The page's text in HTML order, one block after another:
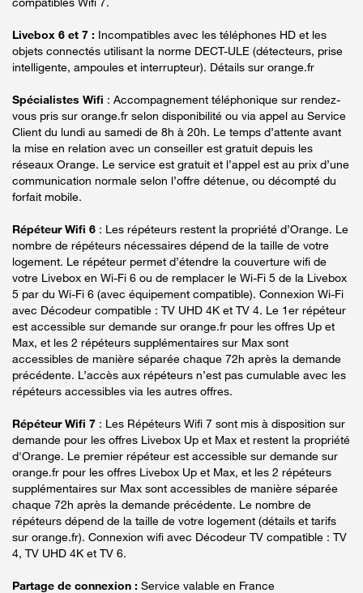
Livebox 6 et 7 : Incompatibles avec les téléphones HD et les
objets connectés utilisant la norme DECT-ULE (détecteurs, prise
intelligente, ampoules et interrupteur). Détails sur orange.fr
Spécialistes Wifi : Accompagnement téléphonique sur rendez-
vous pris sur orange.fr selon disponibilité ou via appel au Service
Client du lundi au samedi de 8h à 20h. Le temps d’attente avant
la mise en relation avec un conseiller est gratuit depuis les
réseaux Orange. Le service est gratuit et l’appel est au prix d’une
communication normale selon l’offre détenue, ou décompté du
forfait mobile.
Répéteur Wifi 6 : Les répéteurs restent la propriété d’Orange. Le
nombre de répéteurs nécessaires dépend de la taille de votre
logement. Le répéteur permet d’étendre la couverture wifi de
votre Livebox en Wi-Fi 6 ou de remplacer le Wi-Fi 5 de la Livebox
5 par du Wi-Fi 6 (avec équipement compatible). Connexion Wi-Fi
avec Décodeur compatible : TV UHD 4K et TV 4. Le 1er répéteur
est accessible sur demande sur orange.fr pour les offres Up et
Max, et les 2 répéteurs supplémentaires sur Max sont
accessibles de manière séparée chaque 72h après la demande
précédente. L’accès aux répéteurs n’est pas cumulable avec les
répéteurs accessibles via les autres offres.
Répéteur Wifi 7 : Les Répéteurs Wifi 7 sont mis à disposition sur
demande pour les offres Livebox Up et Max et restent la propriété
d'Orange. Le premier répéteur est accessible sur demande sur
orange.fr pour les offres Livebox Up et Max, et les 2 répéteurs
supplémentaires sur Max sont accessibles de manière séparée
chaque 72h après la demande précédente. Le nombre de
répéteurs dépend de la taille de votre logement (détails et tarifs
sur orange.fr). Connexion wifi avec Décodeur TV compatible : TV
4, TV UHD 4K et TV 6.
Partage de connexion : Service valable en France